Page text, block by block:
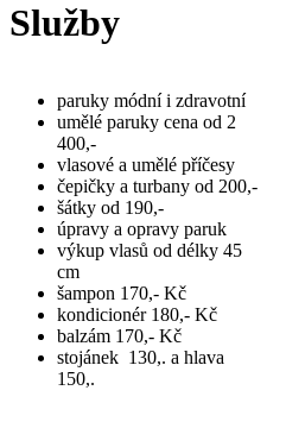
Služby
paruky módní i zdravotní
umělé paruky cena od 2
400,-
vlasové a umělé příčesy
čepičky a turbany od 200,-
šátky od 190,-
úpravy a opravy paruk
výkup vlasů od délky 45
cm
šampon 170,- Kč
kondicionér 180,- Kč
balzám 170,- Kč
stojánek 130,. a hlava
150,.